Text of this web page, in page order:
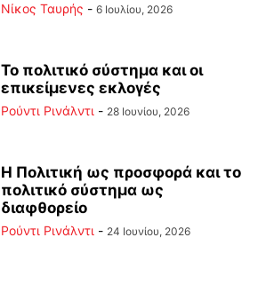
Νίκος Ταυρής - 6 Ιουλίου, 2026
Το πολιτικό σύστημα και οι
επικείμενες εκλογές
Ρούντι Ρινάλντι - 28 Ιουνίου, 2026
Η Πολιτική ως προσφορά και το
πολιτικό σύστημα ως
διαφθορείο
Ρούντι Ρινάλντι - 24 Ιουνίου, 2026